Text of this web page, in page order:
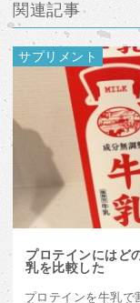
関連記事
サプリメント
プロテインにはど
乳を比較した
プロテインを牛乳